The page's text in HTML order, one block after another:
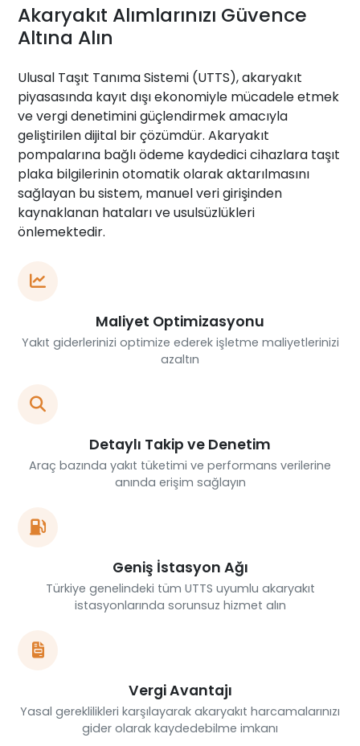
Akaryakıt Alımlarınızı Güvence
Altına Alın
Ulusal Taşıt Tanıma Sistemi (UTTS), akaryakıt
piyasasında kayıt dışı ekonomiyle mücadele etmek
ve vergi denetimini güçlendirmek amacıyla
geliştirilen dijital bir çözümdür. Akaryakıt
pompalarına bağlı ödeme kaydedici cihazlara taşıt
plaka bilgilerinin otomatik olarak aktarılmasını
sağlayan bu sistem, manuel veri girişinden
kaynaklanan hataları ve usulsüzlükleri
önlemektedir.
Maliyet Optimizasyonu
Yakıt giderlerinizi optimize ederek işletme maliyetlerinizi
azaltın
Detaylı Takip ve Denetim
Araç bazında yakıt tüketimi ve performans verilerine
anında erişim sağlayın
Geniş İstasyon Ağı
Türkiye genelindeki tüm UTTS uyumlu akaryakıt
istasyonlarında sorunsuz hizmet alın
Vergi Avantajı
Yasal gereklilikleri karşılayarak akaryakıt harcamalarınızı
gider olarak kaydedebilme imkanı